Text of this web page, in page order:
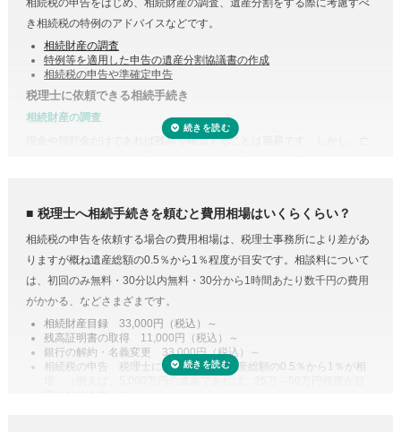
受付時間 平日9:00–19:00 / 土日祝9:00–18:00
相続税の申告をはじめ、相続財産の調査、遺産分割をする際に考慮すべ
き相続税の特例のアドバイスなどです。
相続財産の調査
特例等を適用した申告の遺産分割協議書の作成
相続税の申告や準確定申告
税理士に依頼できる相続手続き
相続財産の調査
現金や預貯金だけであれば残高を確認することは容易です。しかし、亡
また、株式や貴金属、不動産などは評価をする必要があります。また、
とで合わせて収集・管理が可能になり、取り直しや多く取りすぎなどの
手間・無駄が省けます。
例えば、配偶者が取得した正味の遺産額は、1億6,000万円と配偶者の法
定相続分相当額を比較してどちらか大きい金額までは相続税がかからな
税理士へ相続手続きを頼むと費用相場はいくらくらい？
相続税の申告を依頼する場合の費用相場は、税理士事務所により差があ
りますが概ね遺産総額の0.5％から1％程度が目安です。相談料について
は、初回のみ無料・30分以内無料・30分から1時間あたり数千円の費用
がかかる、などさまざまです。
相続財産目録 33,000円（税込）～
残高証明書の取得 11,000円（税込）～
銀行の解約・名義変更 33,000円（税込）～
相続税の申告 税理士により差があり遺産総額の0.5％から1％が相